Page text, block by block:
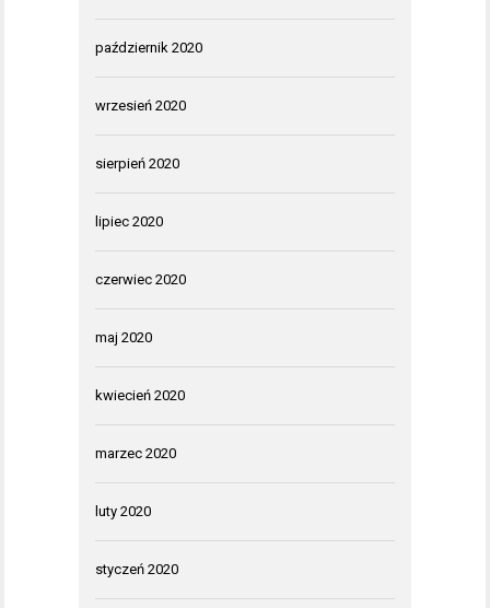
październik 2020
wrzesień 2020
sierpień 2020
lipiec 2020
czerwiec 2020
maj 2020
kwiecień 2020
marzec 2020
luty 2020
styczeń 2020